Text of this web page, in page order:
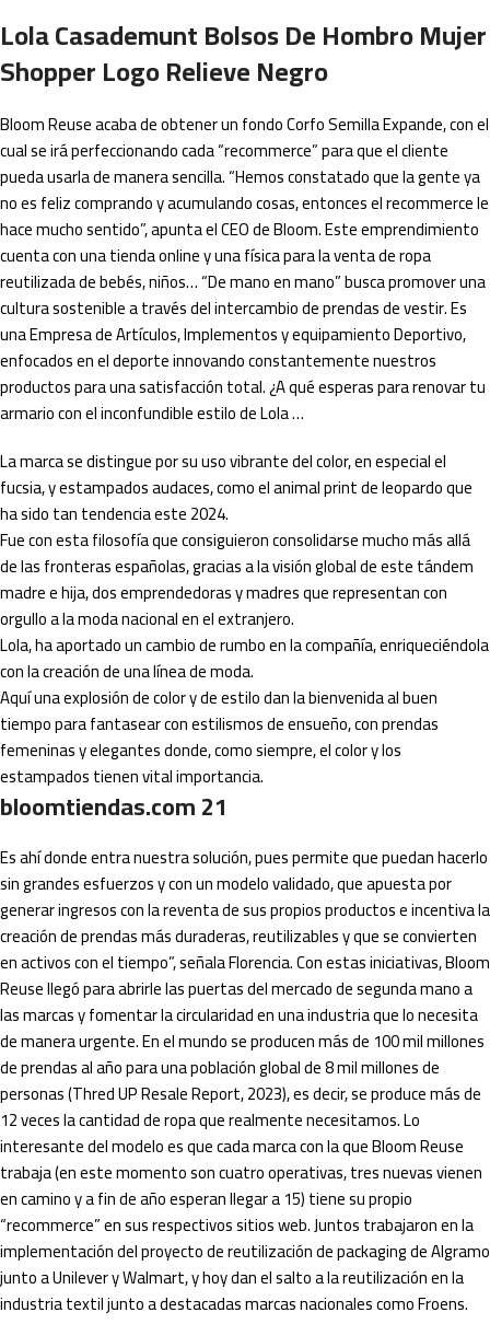
Lola Casademunt Bolsos De Hombro Mujer
Shopper Logo Relieve Negro
Bloom Reuse acaba de obtener un fondo Corfo Semilla Expande, con el
cual se irá perfeccionando cada “recommerce” para que el cliente
pueda usarla de manera sencilla. “Hemos constatado que la gente ya
no es feliz comprando y acumulando cosas, entonces el recommerce le
hace mucho sentido”, apunta el CEO de Bloom. Este emprendimiento
cuenta con una tienda online y una física para la venta de ropa
reutilizada de bebés, niños… “De mano en mano” busca promover una
cultura sostenible a través del intercambio de prendas de vestir. Es
una Empresa de Artículos, Implementos y equipamiento Deportivo,
enfocados en el deporte innovando constantemente nuestros
productos para una satisfacción total. ¿A qué esperas para renovar tu
armario con el inconfundible estilo de Lola …
La marca se distingue por su uso vibrante del color, en especial el
fucsia, y estampados audaces, como el animal print de leopardo que
ha sido tan tendencia este 2024.
Fue con esta filosofía que consiguieron consolidarse mucho más allá
de las fronteras españolas, gracias a la visión global de este tándem
madre e hija, dos emprendedoras y madres que representan con
orgullo a la moda nacional en el extranjero.
Lola, ha aportado un cambio de rumbo en la compañía, enriqueciéndola
con la creación de una línea de moda.
Aquí una explosión de color y de estilo dan la bienvenida al buen
tiempo para fantasear con estilismos de ensueño, con prendas
femeninas y elegantes donde, como siempre, el color y los
estampados tienen vital importancia.
bloomtiendas.com 21
Es ahí donde entra nuestra solución, pues permite que puedan hacerlo
sin grandes esfuerzos y con un modelo validado, que apuesta por
generar ingresos con la reventa de sus propios productos e incentiva la
creación de prendas más duraderas, reutilizables y que se convierten
en activos con el tiempo”, señala Florencia. Con estas iniciativas, Bloom
Reuse llegó para abrirle las puertas del mercado de segunda mano a
las marcas y fomentar la circularidad en una industria que lo necesita
de manera urgente. En el mundo se producen más de 100 mil millones
de prendas al año para una población global de 8 mil millones de
personas (Thred UP Resale Report, 2023), es decir, se produce más de
12 veces la cantidad de ropa que realmente necesitamos. Lo
interesante del modelo es que cada marca con la que Bloom Reuse
trabaja (en este momento son cuatro operativas, tres nuevas vienen
en camino y a fin de año esperan llegar a 15) tiene su propio
“recommerce” en sus respectivos sitios web. Juntos trabajaron en la
implementación del proyecto de reutilización de packaging de Algramo
junto a Unilever y Walmart, y hoy dan el salto a la reutilización en la
industria textil junto a destacadas marcas nacionales como Froens.